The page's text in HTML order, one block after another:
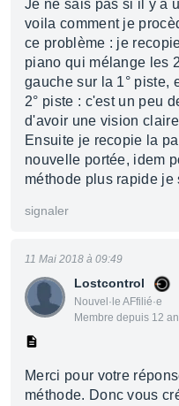
Je ne sais pas si il y a
voila comment je
ce problème : je
piano qui mélange les
gauche sur la 1° piste,
2° piste : c'est un peu
d'avoir une vision
Ensuite je recopie la
nouvelle portée, idem
méthode plus rapide je
signaler
Lostcontrol
Nouvel·le AFfilié·e
Membre depuis 12
11 Mai 2018 à 09:49
Merci pour votre
méthode. Donc vous